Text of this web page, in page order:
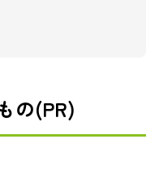
の(PR)